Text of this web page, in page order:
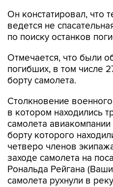
Он констатировал, что
ведется не
по поиску останков
Отмечается, что были
погибших, в том числе
борту самолета.
Столкновение
в котором находились
самолета
борту которого
четверо членов
заходе самолета на
Рональда Рейгана
самолета рухнули в